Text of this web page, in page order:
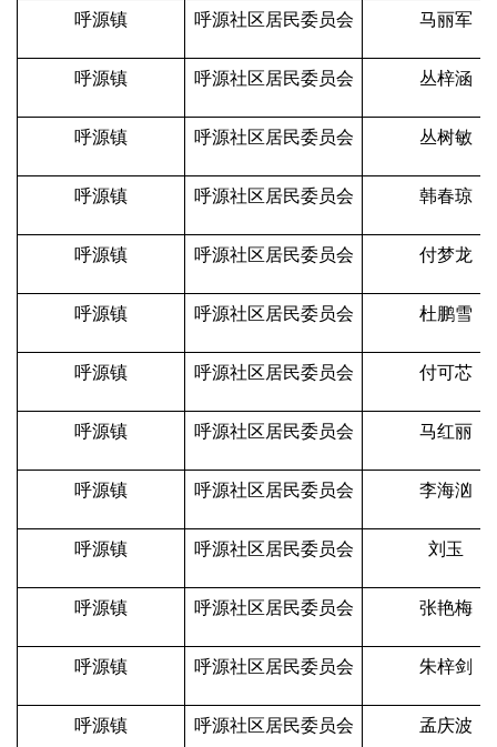
呼源镇 呼源社区居民委员会 马丽军
呼源镇 呼源社区居民委员会 丛梓涵
呼源镇 呼源社区居民委员会 丛树敏
呼源镇 呼源社区居民委员会 韩春琼
呼源镇 呼源社区居民委员会 付梦龙
呼源镇 呼源社区居民委员会 杜鹏雪
呼源镇 呼源社区居民委员会 付可芯
呼源镇 呼源社区居民委员会 马红丽
呼源镇 呼源社区居民委员会 李海汹
呼源镇 呼源社区居民委员会 刘玉
呼源镇 呼源社区居民委员会 张艳梅
呼源镇 呼源社区居民委员会 朱梓剑
呼源镇 呼源社区居民委员会 孟庆波